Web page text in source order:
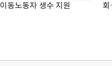
이동노동자 생수 지원
회